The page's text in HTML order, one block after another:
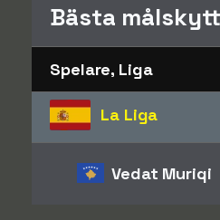
Bästa
Spelare, Liga
La Liga
Vedat Muriqi